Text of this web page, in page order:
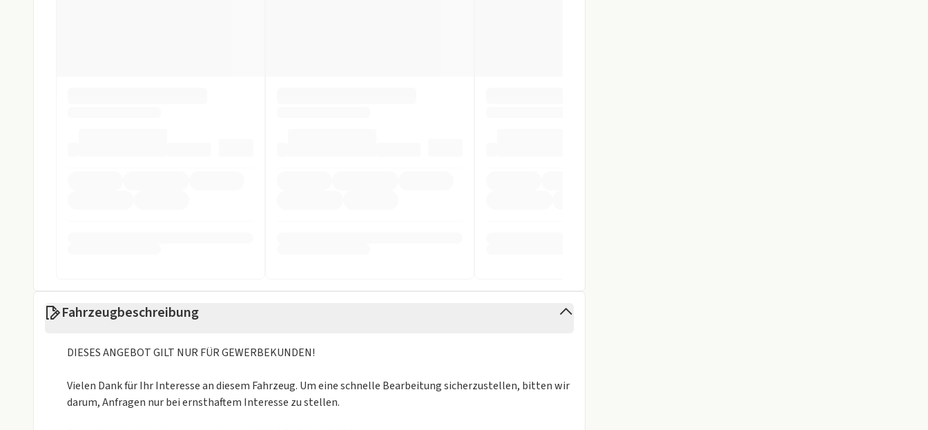
Fahrzeugbeschreibung
DIESES ANGEBOT GILT NUR FÜR GEWERBEKUNDEN!
Vielen Dank für Ihr Interesse an diesem Fahrzeug. Um eine schnelle Bearbeitung sicherzustellen, bitten wir
darum, Anfragen nur bei ernsthaftem Interesse zu stellen.